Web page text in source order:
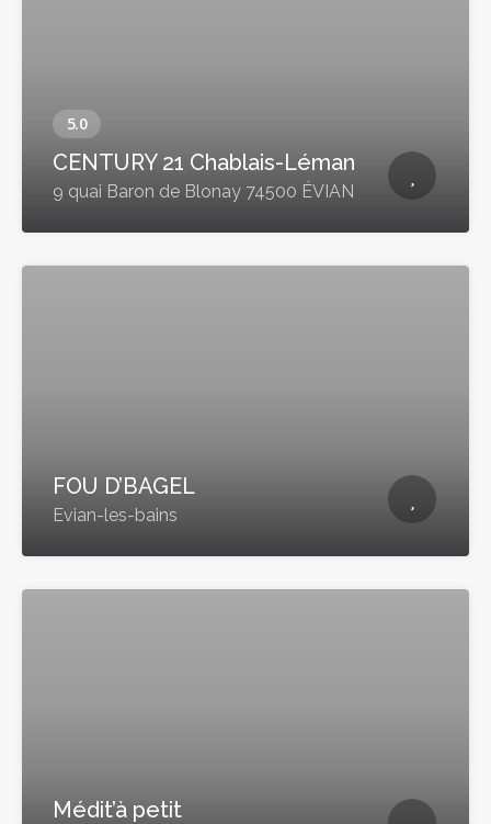
CENTURY 21 Chablais-Léman
9 quai Baron de Blonay 74500 ÉVIAN
FOU D’BAGEL
Evian-les-bains
Médit’à petit